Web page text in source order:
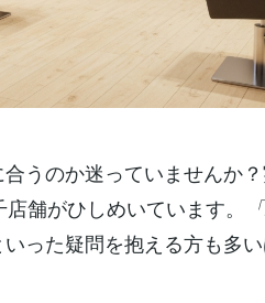
うのか迷っていませんか
舗がひしめいています。
いった疑問を抱える方も多い